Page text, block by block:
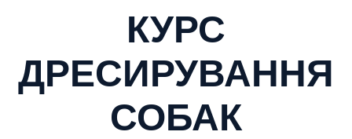
КУРС
ДРЕСИРУВАННЯ
СОБАК